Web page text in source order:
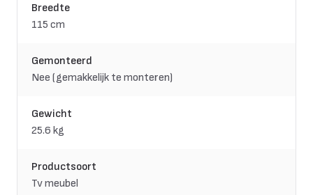
Breedte
115 cm
Gemonteerd
Nee (gemakkelijk te monteren)
Gewicht
25.6 kg
Productsoort
Tv meubel